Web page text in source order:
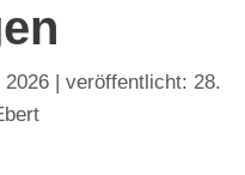
2026
28.